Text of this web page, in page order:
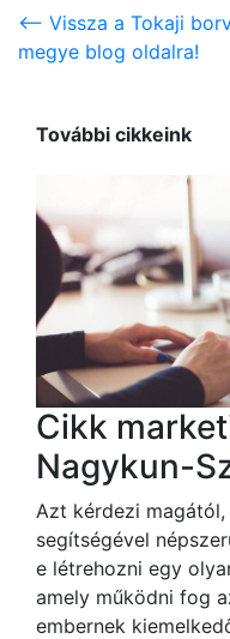
<-- Vissza a Tokaji
megye blog oldalra!
További cikkeink
Cikk
Nagykun-
Azt kérdezi
segítségével
e létrehozni egy
amely működni fog
embernek